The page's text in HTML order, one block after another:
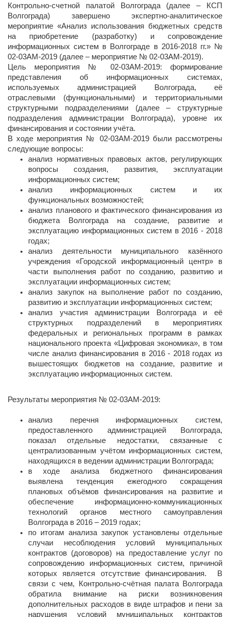
Контрольно-счетной палатой Волгограда (далее – КСП
Волгограда) завершено экспертно-аналитическое
мероприятие «Анализ использования бюджетных средств
на приобретение (разработку) и сопровождение
информационных систем в Волгограде в 2016-2018 гг.» №
02-03АМ-2019 (далее – мероприятие № 02-03АМ-2019).
Цель мероприятия № 02-03АМ-2019: формирование
представления об информационных системах,
используемых администрацией Волгограда, её
отраслевыми (функциональными) и территориальными
структурными подразделениями (далее – структурные
подразделения администрации Волгограда), уровне их
финансирования и состоянии учёта.
В ходе мероприятия № 02-03АМ-2019 были рассмотрены
следующие вопросы:
анализ нормативных правовых актов, регулирующих
вопросы создания, развития, эксплуатации
информационных систем;
анализ информационных систем и их
функциональных возможностей;
анализ планового и фактического финансирования из
бюджета Волгограда на создание, развитие и
эксплуатацию информационных систем в 2016 - 2018
годах;
анализ деятельности муниципального казённого
учреждения «Городской информационный центр» в
части выполнения работ по созданию, развитию и
эксплуатации информационных систем;
анализ закупок на выполнение работ по созданию,
развитию и эксплуатации информационных систем;
анализ участия администрации Волгограда и её
структурных подразделений в мероприятиях
федеральных и региональных программ в рамках
национального проекта «Цифровая экономика», в том
числе анализ финансирования в 2016 - 2018 годах из
вышестоящих бюджетов на создание, развитие и
эксплуатацию информационных систем.
Результаты мероприятия № 02-03АМ-2019:
анализ перечня информационных систем,
предоставленного администрацией Волгограда,
показал отдельные недостатки, связанные с
централизованным учётом информационных систем,
находящихся в ведении администрации Волгограда;
в ходе анализа бюджетного финансирования
выявлена тенденция ежегодного сокращения
плановых объёмов финансирования на развитие и
обеспечение информационно-коммуникационных
технологий органов местного самоуправления
Волгограда в 2016 – 2019 годах;
по итогам анализа закупок установлены отдельные
случаи несоблюдения условий муниципальных
контрактов (договоров) на предоставление услуг по
сопровождению информационных систем, причиной
которых является отсутствие финансирования. В
связи с чем, Контрольно-счётная палата Волгограда
обратила внимание на риски возникновения
дополнительных расходов в виде штрафов и пени за
нарушения условий муниципальных контрактов